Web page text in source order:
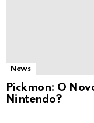
News
Pickmon: O
Nintendo?